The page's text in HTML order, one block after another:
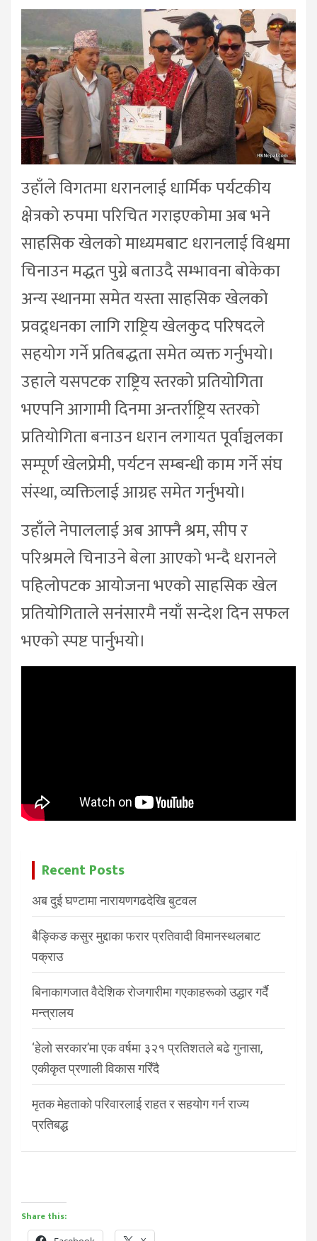
उहाँले विगतमा धरानलाई धार्मिक पर्यटकीय
क्षेत्रको रुपमा परिचित गराइएकोमा अब भने
साहसिक खेलको माध्यमबाट धरानलाई विश्वमा
चिनाउन मद्धत पुग्ने बताउदै सम्भावना बोकेका
अन्य स्थानमा समेत यस्ता साहसिक खेलको
प्रवद्र्धनका लागि राष्ट्रिय खेलकुद परिषदले
सहयोग गर्ने प्रतिबद्धता समेत व्यक्त गर्नुभयो।
उहाले यसपटक राष्ट्रिय स्तरको प्रतियोगिता
भएपनि आगामी दिनमा अन्तर्राष्ट्रिय स्तरको
प्रतियोगिता बनाउन धरान लगायत पूर्वाञ्चलका
सम्पूर्ण खेलप्रेमी, पर्यटन सम्बन्धी काम गर्ने संघ
संस्था, व्यक्तिलाई आग्रह समेत गर्नुभयो।
उहाँले नेपाललाई अब आफ्नै श्रम, सीप र
परिश्रमले चिनाउने बेला आएको भन्दै धरानले
पहिलोपटक आयोजना भएको साहसिक खेल
प्रतियोगिताले सनंसारमै नयाँ सन्देश दिन सफल
भएको स्पष्ट पार्नुभयो।
Recent Posts
अब दुई घण्टामा नारायणगढदेखि बुटवल
बैङ्किङ कसुर मुद्दाका फरार प्रतिवादी विमानस्थलबाट
पक्राउ
बिनाकागजात वैदेशिक रोजगारीमा गएकाहरूको उद्धार गर्दै
मन्त्रालय
‘हेलो सरकार’मा एक वर्षमा ३२१ प्रतिशतले बढे गुनासा,
एकीकृत प्रणाली विकास गरिँदै
मृतक मेहताको परिवारलाई राहत र सहयोग गर्न राज्य
प्रतिबद्ध
Share this: